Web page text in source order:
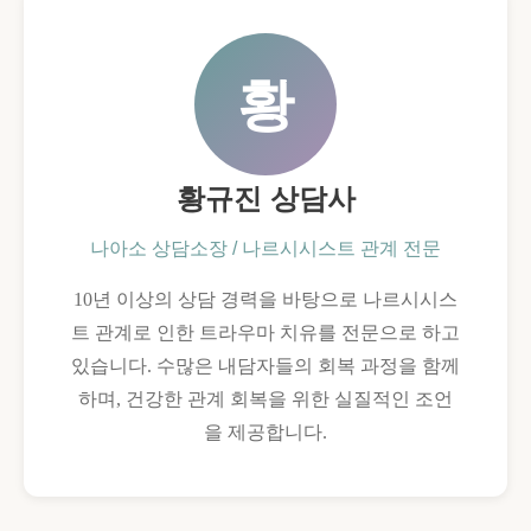
황
황규진 상담사
나아소 상담소장 / 나르시시스트 관계 전문
10년 이상의 상담 경력을 바탕으로 나르시시스
트 관계로 인한 트라우마 치유를 전문으로 하고
있습니다. 수많은 내담자들의 회복 과정을 함께
하며, 건강한 관계 회복을 위한 실질적인 조언
을 제공합니다.